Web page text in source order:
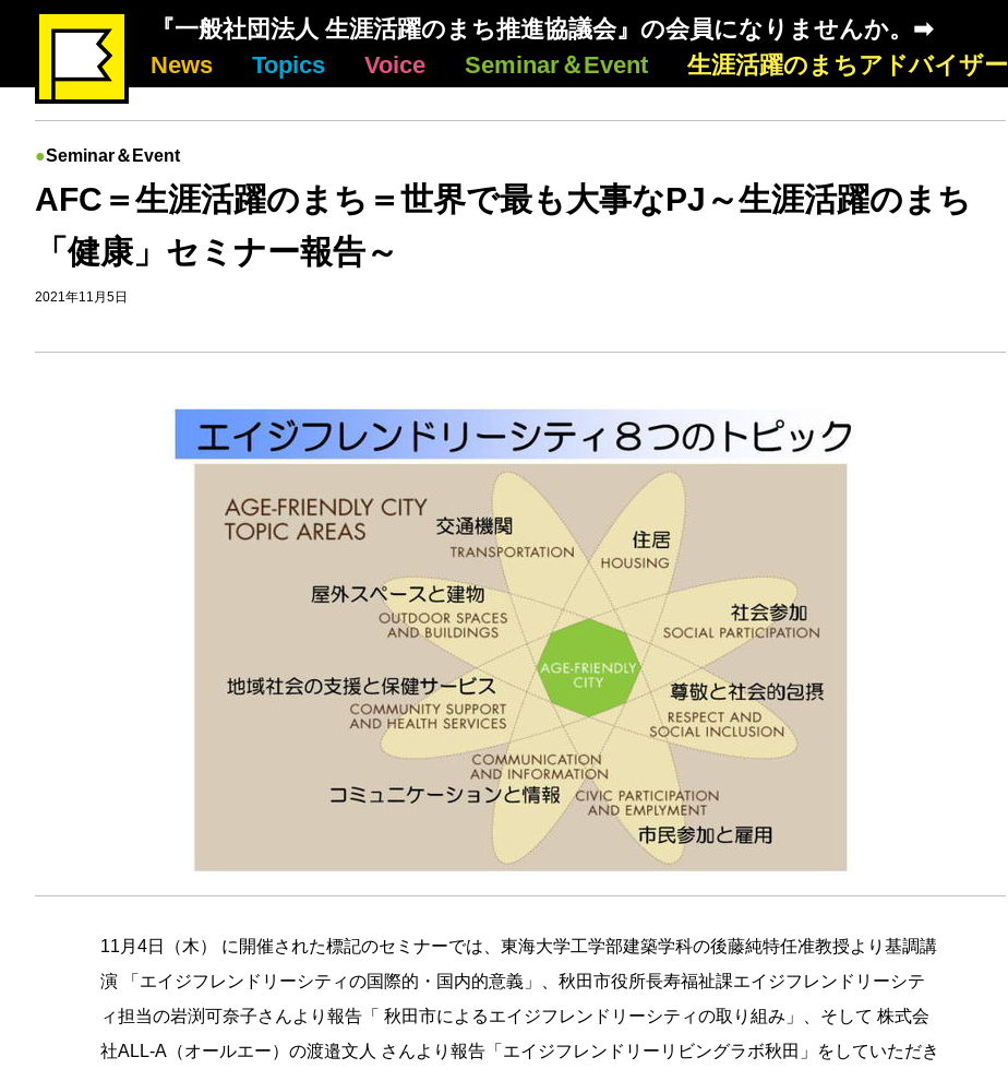
『一般社団法人 生涯活躍のまち推進協議会』の会員になりませんか。➡
News
Topics Voice Seminar＆Event 生涯活躍のまちアドバイザー
Seminar＆Event
AFC＝生涯活躍のまち＝世界で最も大事なPJ～生涯活躍のまち
「健康」セミナー報告～
2021年11月5日
11月4日（木） に開催された標記のセミナーでは、東海大学工学部建築学科の後藤純特任准教授より基調講
演 「エイジフレンドリーシティの国際的・国内的意義」、秋田市役所長寿福祉課エイジフレンドリーシテ
ィ担当の岩渕可奈子さんより報告「 秋田市によるエイジフレンドリーシティの取り組み」、そして 株式会
社ALL-A（オールエー）の渡邉文人 さんより報告「エイジフレンドリーリビングラボ秋田」をしていただき